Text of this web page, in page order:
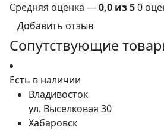
Средняя оценка —0,0 из 50
Добавить отзыв
Сопутствующие
Есть в наличии
Владивосток
ул. Выселковая 30
Хабаровск